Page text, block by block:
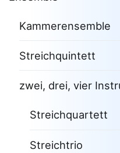
Kammerensemble
Streichquintett
zwei, drei, vier
Streichquartett
Streichtrio